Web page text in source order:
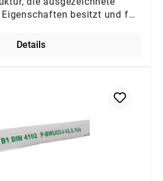
besitzt und für
Details